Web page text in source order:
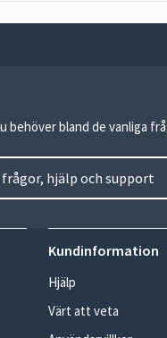
bland de vanliga
hjälp och support
Kundinformation
Hjälp
Värt att veta